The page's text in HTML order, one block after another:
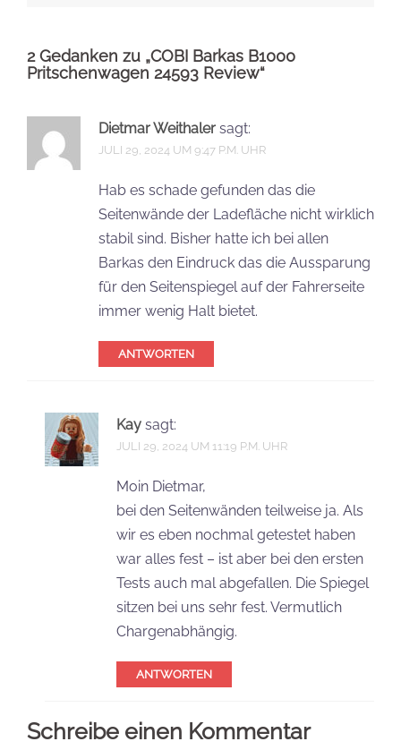
2 Gedanken zu „COBI Barkas B1000
Pritschenwagen 24593 Review“
Dietmar Weithaler sagt:
JULI 29, 2024 UM 9:47 P.M. UHR
Hab es schade gefunden das die
Seitenwände der Ladefläche nicht wirklich
stabil sind. Bisher hatte ich bei allen
Barkas den Eindruck das die Aussparung
für den Seitenspiegel auf der Fahrerseite
immer wenig Halt bietet.
ANTWORTEN
Kay sagt:
JULI 29, 2024 UM 11:19 P.M. UHR
Moin Dietmar,
bei den Seitenwänden teilweise ja. Als
wir es eben nochmal getestet haben
war alles fest – ist aber bei den ersten
Tests auch mal abgefallen. Die Spiegel
sitzen bei uns sehr fest. Vermutlich
Chargenabhängig.
ANTWORTEN
Schreibe einen Kommentar